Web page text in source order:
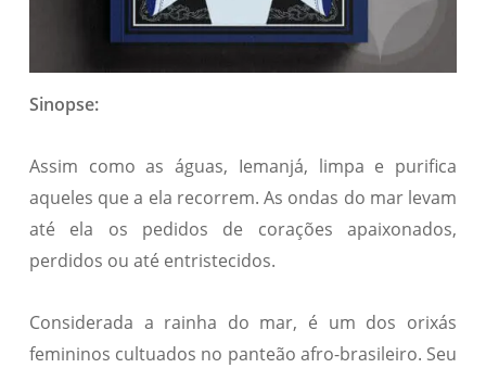
Sinopse:
Assim como as águas, Iemanjá, limpa e purifica
aqueles que a ela recorrem. As ondas do mar levam
até ela os pedidos de corações apaixonados,
perdidos ou até entristecidos.
Considerada a rainha do mar, é um dos orixás
femininos cultuados no panteão afro-brasileiro. Seu